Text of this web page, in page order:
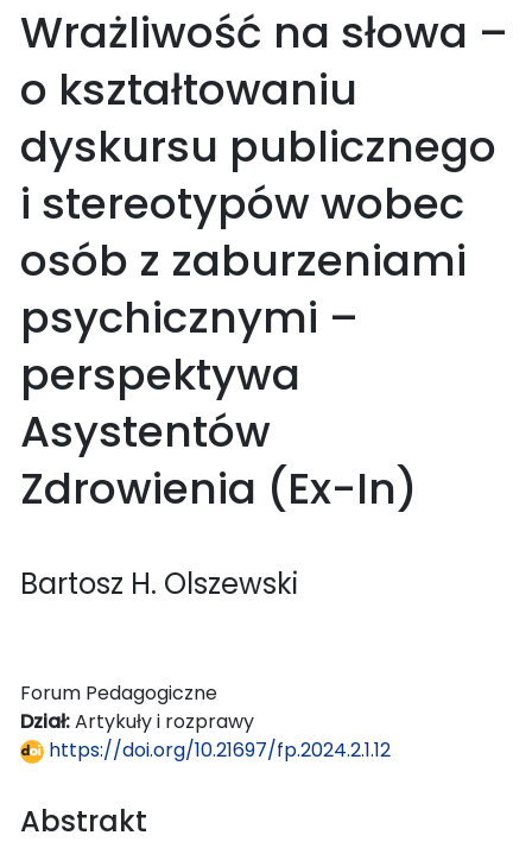
Wrażliwość na słowa –
o kształtowaniu
dyskursu publicznego
i stereotypów wobec
osób z zaburzeniami
psychicznymi –
perspektywa
Asystentów
Zdrowienia (Ex-In)
Bartosz H. Olszewski
Forum Pedagogiczne
Dział:Artykuły i rozprawy
https://doi.org/10.21697/fp.2024.2.1.12
Abstrakt